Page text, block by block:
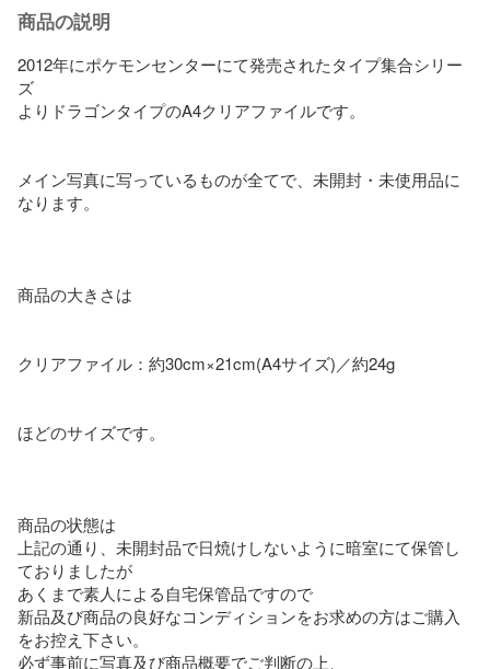
商品の説明
2012年にポケモンセンターにて発売されたタイプ集合シリー
ズ
よりドラゴンタイプのA4クリアファイルです。
メイン写真に写っているものが全てで、未開封・未使用品に
なります。
商品の大きさは
クリアファイル：約30cm×21cm(A4サイズ)／約24g
ほどのサイズです。
商品の状態は
上記の通り、未開封品で日焼けしないように暗室にて保管し
ておりましたが
あくまで素人による自宅保管品ですので
新品及び商品の良好なコンディションをお求めの方はご購入
をお控え下さい。
必ず事前に写真及び商品概要でご判断の上、